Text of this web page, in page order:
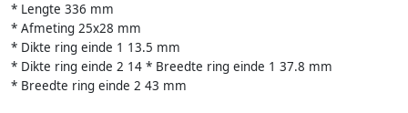
* Lengte 336 mm
* Afmeting 25x28 mm
* Dikte ring einde 1 13.5 mm
* Dikte ring einde 2 14 * Breedte ring einde 1 37.8 mm
* Breedte ring einde 2 43 mm